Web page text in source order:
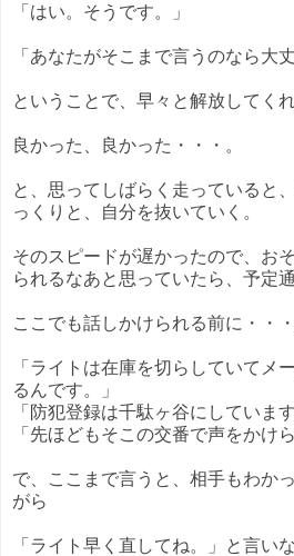
「はい。そうです。」
「あなたがそこまで言うのなら大
ということで、早々と解放してくれ
良かった、良かった・・・。
と、思ってしばらく走っていると
っくりと、自分を抜いていく。
そのスピードが遅かったので、お
られるなあと思っていたら、予定
ここでも話しかけられる前に・・・
「ライトは在庫を切らしていてメ
るんです。」
「防犯登録は千駄ヶ谷にしています
「先ほどもそこの交番で声をかけ
で、ここまで言うと、相手もわか
がら
「ライト早く直してね。」と言い